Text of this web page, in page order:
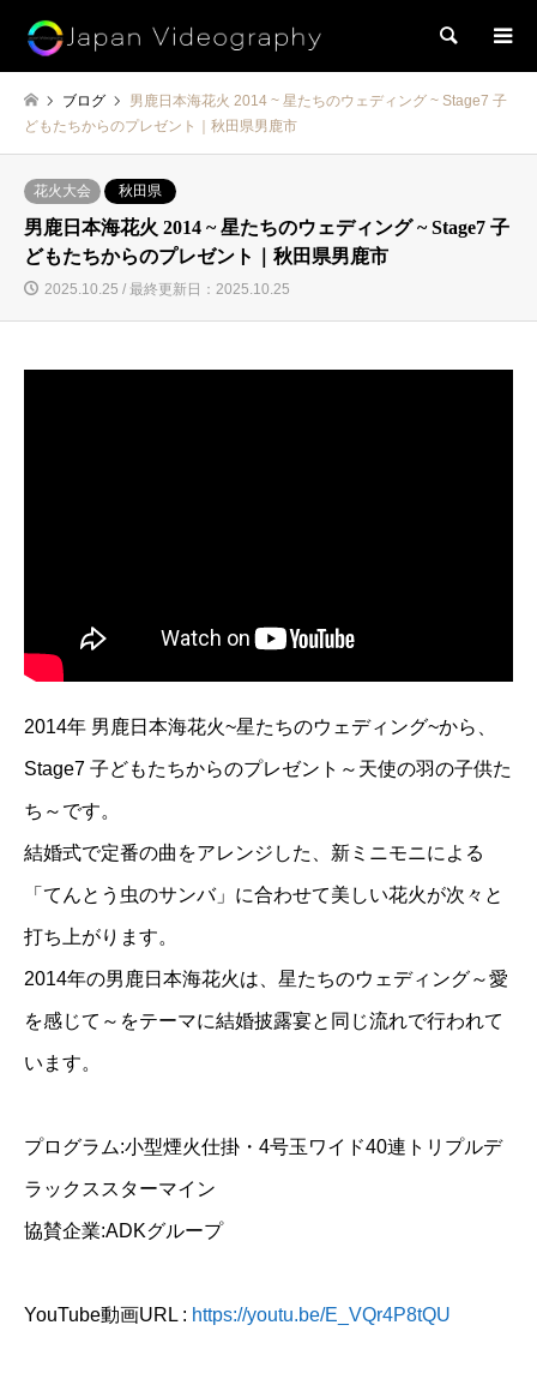
検索
ブログ
男鹿日本海花火 2014 ~ 星たちのウェディング ~ Stage7 子
どもたちからのプレゼント｜秋田県男鹿市
花火大会 秋田県
男鹿日本海花火 2014 ~ 星たちのウェディング ~ Stage7 子
どもたちからのプレゼント｜秋田県男鹿市
2025.10.25 / 最終更新日：2025.10.25
2014年 男鹿日本海花火~星たちのウェディング~から、
Stage7 子どもたちからのプレゼント～天使の羽の子供た
ち～です。
結婚式で定番の曲をアレンジした、新ミニモニによる
「てんとう虫のサンバ」に合わせて美しい花火が次々と
打ち上がります。
2014年の男鹿日本海花火は、星たちのウェディング～愛
を感じて～をテーマに結婚披露宴と同じ流れで行われて
います。
プログラム:小型煙火仕掛・4号玉ワイド40連トリプルデ
ラックススターマイン
協賛企業:ADKグループ
YouTube動画URL : https://youtu.be/E_VQr4P8tQU